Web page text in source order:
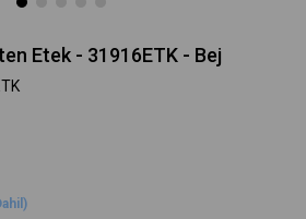
Etek - 31916ETK - Bej